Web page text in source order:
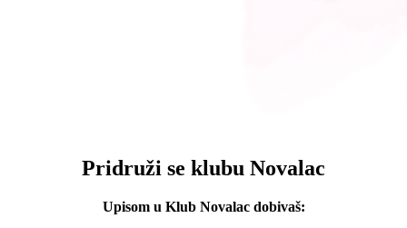
Pridruži se klubu Novalac
Upisom u Klub Novalac dobivaš: